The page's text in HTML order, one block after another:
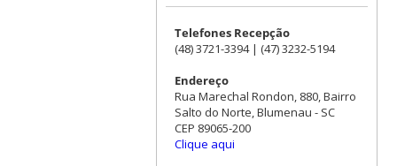
Telefones Recepção
(48) 3721-3394 | (47) 3232-5194
Endereço
Rua Marechal Rondon, 880, Bairro
Salto do Norte, Blumenau - SC
CEP 89065-200
Clique aqui